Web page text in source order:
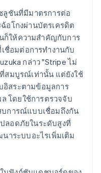
ลูชันที่มีมาตรการต่อ
อโกงผ่านบัตรเครดิต
ก็ให้ความสำคัญกับการ
อมต่อการทำงานกับ
กล่าว "Stripe ไม่
สมบูรณ์เท่านั้น แต่ยังใช้
อิสระตามข้อมูลการ
โดยใช้การตรวจจับ
บการณ์แบบเชื่อมถึงกัน
ลอดภัยในระดับสูงที่
าระบบอะไรเพิ่มเติม